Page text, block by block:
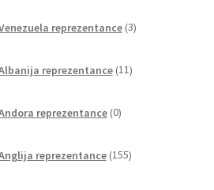
reprezentance 3izdelki
reprezentance 11izdelkov
reprezentance 0izdelkov
reprezentance 155izdelkov